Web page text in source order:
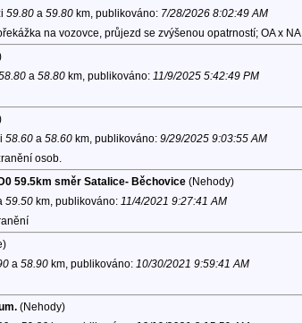
59.80a 59.80km, publikováno: 7/28/2026 8:02:49 AM
na vozovce, průjezd se zvýšenou opatrností; OA x
a 58.80km, publikováno: 11/9/2025 5:42:49 PM
58.60a 58.60km, publikováno: 9/29/2025 9:03:55 AM
osob.
59.5km směr Satalice- Běchovice(Nehody)
59.50km, publikováno: 11/4/2021 9:27:41 AM
a 58.90km, publikováno: 10/30/2021 9:59:41 AM
(Nehody)